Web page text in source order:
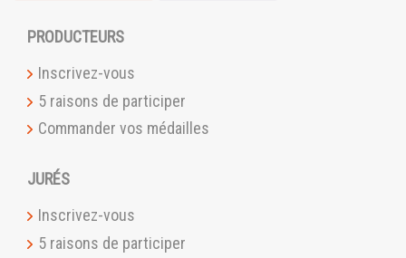
PRODUCTEURS
Inscrivez-vous
5 raisons de participer
Commander vos médailles
JURÉS
Inscrivez-vous
5 raisons de participer